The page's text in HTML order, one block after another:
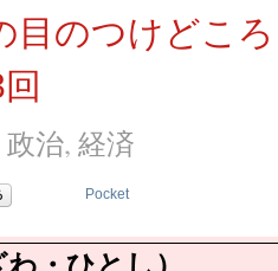
目のつけどこ
政治, 経済
Pocket
・ひとし）